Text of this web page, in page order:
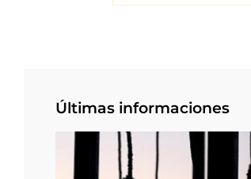
Últimas informaciones